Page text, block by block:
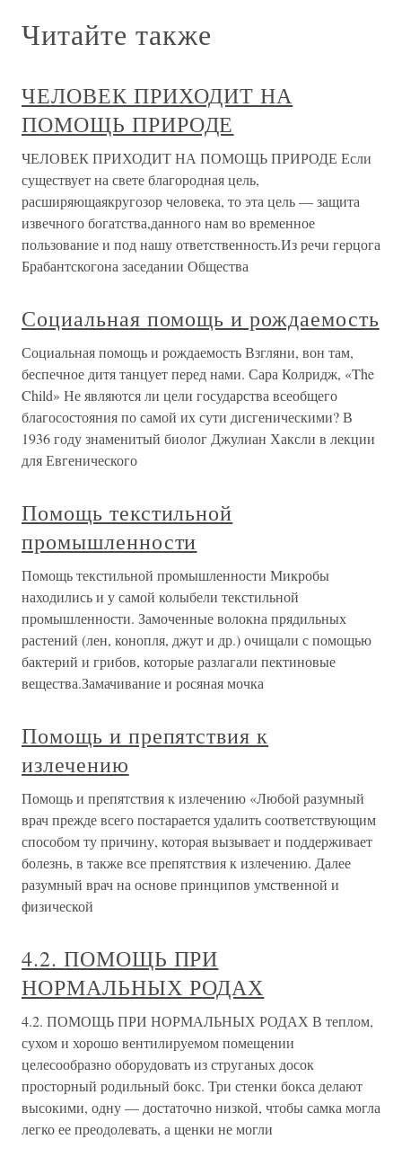
Читайте также
ЧЕЛОВЕК ПРИХОДИТ НА
ПОМОЩЬ ПРИРОДЕ
ЧЕЛОВЕК ПРИХОДИТ НА ПОМОЩЬ ПРИРОДЕ Если
существует на свете благородная цель,
расширяющаякругозор человека, то эта цель — защита
извечного богатства,данного нам во временное
пользование и под нашу ответственность.Из речи герцога
Брабантскогона заседании Общества
Социальная помощь и рождаемость
Социальная помощь и рождаемость Взгляни, вон там,
беспечное дитя танцует перед нами. Сара Колридж, «The
Child» Не являются ли цели государства всеобщего
благосостояния по самой их сути дисгеническими? В
1936 году знаменитый биолог Джулиан Хаксли в лекции
для Евгенического
Помощь текстильной
промышленности
Помощь текстильной промышленности Микробы
находились и у самой колыбели текстильной
промышленности. Замоченные волокна прядильных
растений (лен, конопля, джут и др.) очищали с помощью
бактерий и грибов, которые разлагали пектиновые
вещества.Замачивание и росяная мочка
Помощь и препятствия к
излечению
Помощь и препятствия к излечению «Любой разумный
врач прежде всего постарается удалить соответствующим
способом ту причину, которая вызывает и поддерживает
болезнь, в также все препятствия к излечению. Далее
разумный врач на основе принципов умственной и
физической
4.2. ПОМОЩЬ ПРИ
НОРМАЛЬНЫХ РОДАХ
4.2. ПОМОЩЬ ПРИ НОРМАЛЬНЫХ РОДАХ В теплом,
сухом и хорошо вентилируемом помещении
целесообразно оборудовать из струганых досок
просторный родильный бокс. Три стенки бокса делают
высокими, одну — достаточно низкой, чтобы самка могла
легко ее преодолевать, а щенки не могли